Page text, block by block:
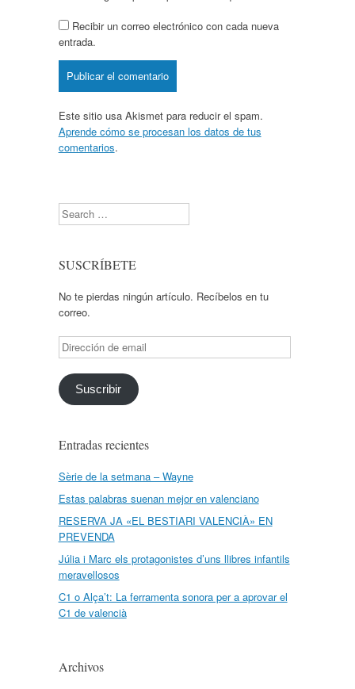
Recibir un correo electrónico con cada nueva
entrada.
Este sitio usa Akismet para reducir el spam.
Aprende cómo se procesan los datos de tus
comentarios.
Search
SUSCRÍBETE
No te pierdas ningún artículo. Recíbelos en tu
correo.
Dirección
de
email
Suscribir
Entradas recientes
Sèrie de la setmana – Wayne
Estas palabras suenan mejor en valenciano
RESERVA JA «EL BESTIARI VALENCIÀ» EN
PREVENDA
Júlia i Marc els protagonistes d’uns llibres infantils
meravellosos
C1 o Alça’t: La ferramenta sonora per a aprovar el
C1 de valencià
Archivos